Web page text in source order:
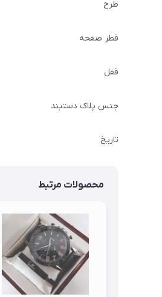
طرح
قطر صفحه
قفل
جنس پلاک دستبند
تاریخ
محصولات مرتبط